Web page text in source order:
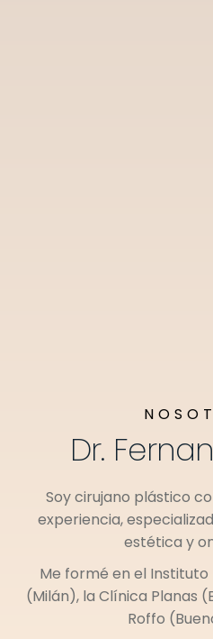
Dr.
Soy cirujano plástico
experiencia,
estética y
Me formé en el Instituto
(Milán), la Clínica Planas
Roffo